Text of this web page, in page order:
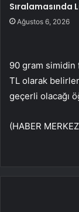
Sıralamasında
Ağustos 6, 2026
90 gram simidin
TL olarak
geçerli olacağı
(HABER